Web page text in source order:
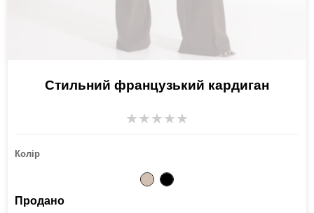
Стильний французький кардиган
★★★★★
Колір
Продано